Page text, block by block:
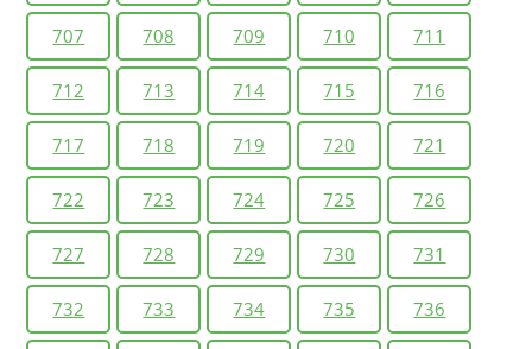
707 708 709 710 711
712 713 714 715 716
717 718 719 720 721
722 723 724 725 726
727 728 729 730 731
732 733 734 735 736